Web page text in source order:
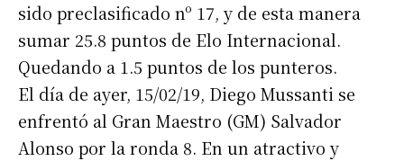
sido preclasificado nº 17, y de esta manera
sumar 25.8 puntos de Elo Internacional.
Quedando a 1.5 puntos de los punteros.
El día de ayer, 15/02/19, Diego Mussanti se
enfrentó al Gran Maestro (GM) Salvador
Alonso por la ronda 8. En un atractivo y